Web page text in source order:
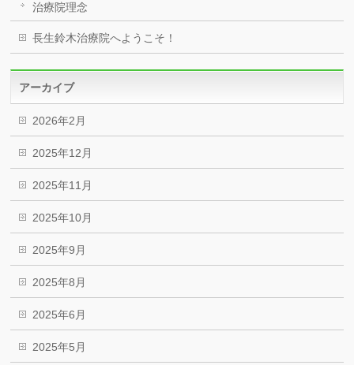
治療院理念
長生鈴木治療院へようこそ！
アーカイブ
2026年2月
2025年12月
2025年11月
2025年10月
2025年9月
2025年8月
2025年6月
2025年5月